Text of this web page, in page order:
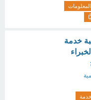
المعلومات
خدمة
خدمة